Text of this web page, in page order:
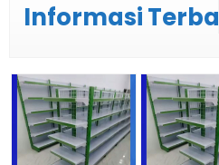
Informasi